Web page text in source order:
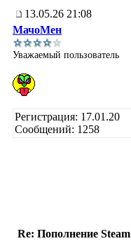
13.05.26 21:08
МачоМен
Уважаемый пользователь
Регистрация: 17.01.20
Сообщений: 1258
Re: Пополнение Steam